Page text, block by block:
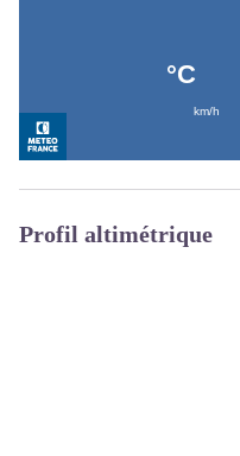
Profil altimétrique